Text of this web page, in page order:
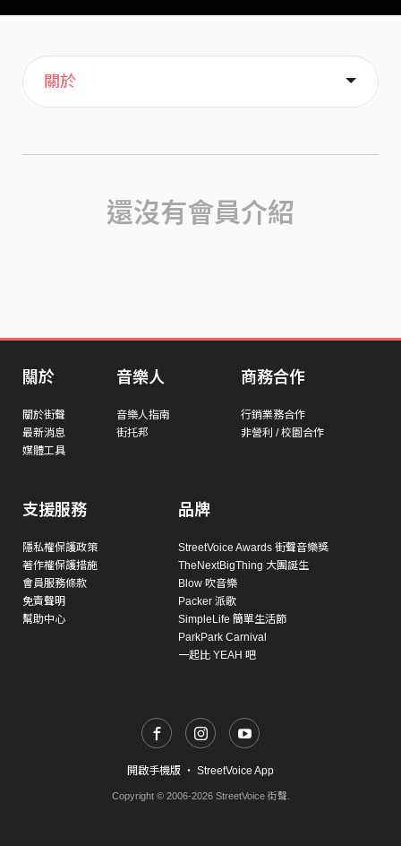
主頁
喜歡
關於
還沒有會員介紹
關於
關於街聲
最新消息
媒體工具
音樂人
音樂人指南
街托邦
商務合作
行銷業務合作
非營利 / 校園合作
支援服務
隱私權保護政策
著作權保護措施
會員服務條款
免責聲明
幫助中心
品牌
StreetVoice Awards 街聲音樂獎
TheNextBigThing 大團誕生
Blow 吹音樂
Packer 派歌
SimpleLife 簡單生活節
ParkPark Carnival
一起比 YEAH 吧
開啟手機版 ・ StreetVoice App
Copyright © 2006-2026 StreetVoice 街聲.